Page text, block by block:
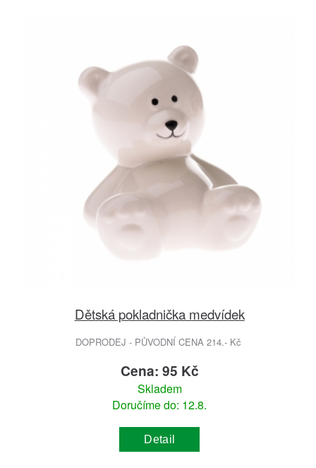
Dětská pokladnička medvídek
DOPRODEJ - PŮVODNÍ CENA 214.- Kč
Cena: 95 Kč
Skladem
Doručíme do: 12.8.
Detail